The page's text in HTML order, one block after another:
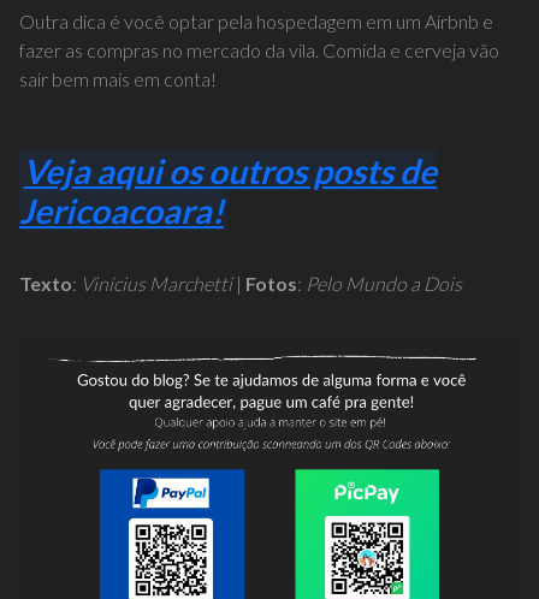
Outra dica é você optar pela hospedagem em um Airbnb e
fazer as compras no mercado da vila. Comida e cerveja vão
sair bem mais em conta!
Veja aqui os outros posts de
Jericoacoara!
Texto: Vinícius Marchetti| Fotos: Pelo Mundo a Dois